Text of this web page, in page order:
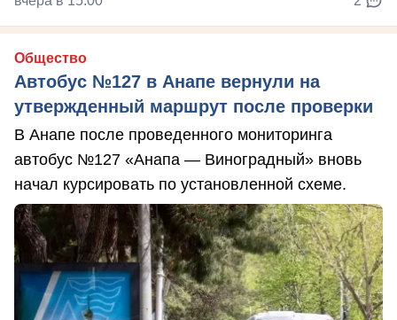
Общество
Автобус №127 в Анапе вернули на
утвержденный маршрут после проверки
В Анапе после проведенного мониторинга
автобус №127 «Анапа — Виноградный» вновь
начал курсировать по установленной схеме.